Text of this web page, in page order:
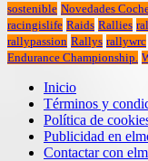
sostenible Novedades
racingislife Raids Rallies
rallypassion Rallys rallywrc
Endurance Championship.
Inicio
Términos y
Política de
Publicidad en
Contactar con